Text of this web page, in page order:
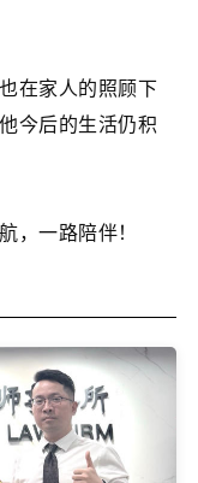
在家人的照顾下
今后的生活仍积
，一路陪伴！